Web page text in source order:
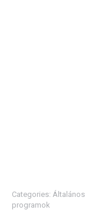
Categories: Általános
programok